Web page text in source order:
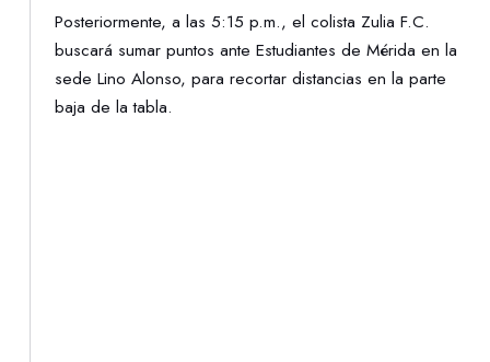
Posteriormente, a las 5:15 p.m., el colista Zulia F.C.
buscará sumar puntos ante Estudiantes de Mérida en la
sede Lino Alonso, para recortar distancias en la parte
baja de la tabla.